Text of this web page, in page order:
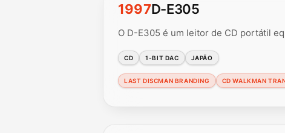
1997D-E305
O D-E305 é um leitor de CD portátil
CD 1-BIT DAC JAPÃO
LAST DISCMAN BRANDING CD WALKMAN